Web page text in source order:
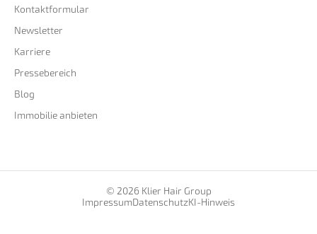
Kontaktformular
Newsletter
Karriere
Pressebereich
Blog
Immobilie anbieten
© 2026 Klier Hair Group
ImpressumDatenschutzKI-Hinweis